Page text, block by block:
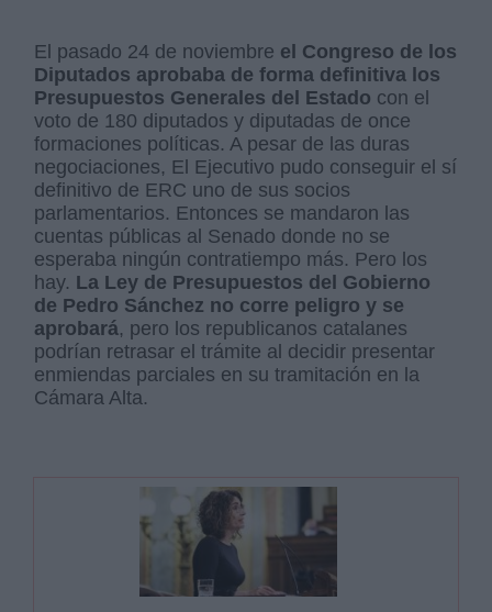
El pasado 24 de noviembre el Congreso de los
Diputados aprobaba de forma definitiva los
Presupuestos Generales del Estado con el
voto de 180 diputados y diputadas de once
formaciones políticas. A pesar de las duras
negociaciones, El Ejecutivo pudo conseguir el sí
definitivo de ERC uno de sus socios
parlamentarios. Entonces se mandaron las
cuentas públicas al Senado donde no se
esperaba ningún contratiempo más. Pero los
hay. La Ley de Presupuestos del Gobierno
de Pedro Sánchez no corre peligro y se
aprobará, pero los republicanos catalanes
podrían retrasar el trámite al decidir presentar
enmiendas parciales en su tramitación en la
Cámara Alta.